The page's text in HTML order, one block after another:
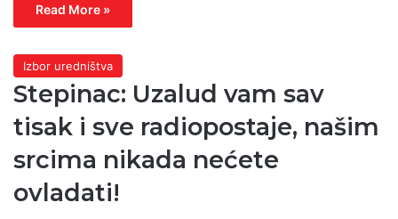
Read More »
Izbor uredništva
Stepinac: Uzalud vam sav
tisak i sve radiopostaje, našim
srcima nikada nećete
ovladati!